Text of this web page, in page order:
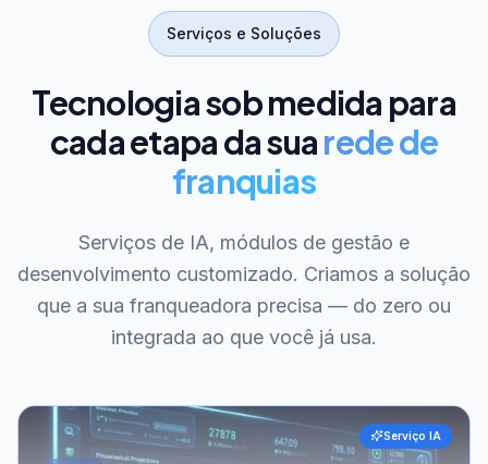
Serviços e Soluções
Tecnologia sob medida para
cada etapa da suarede de
franquias
Serviços de IA, módulos de gestão e
desenvolvimento customizado. Criamos a solução
que a sua franqueadora precisa — do zero ou
integrada ao que você já usa.
Serviço IA